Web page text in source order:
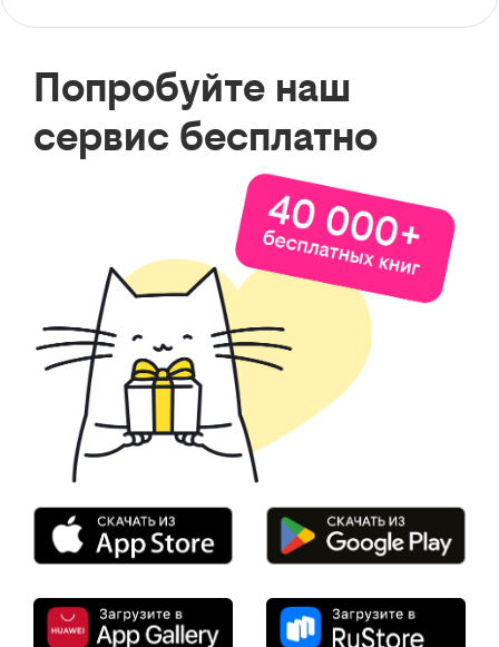
Попробуйте наш
сервис бесплатно